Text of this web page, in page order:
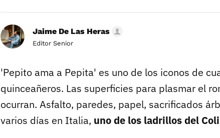
Jaime De Las Heras
Editor Senior
'Pepito ama a Pepita' es uno de los iconos de
quinceañeros. Las superficies para plasmar el
ocurran. Asfalto, paredes, papel, sacrificados
varios días en Italia, uno de los ladrillos del